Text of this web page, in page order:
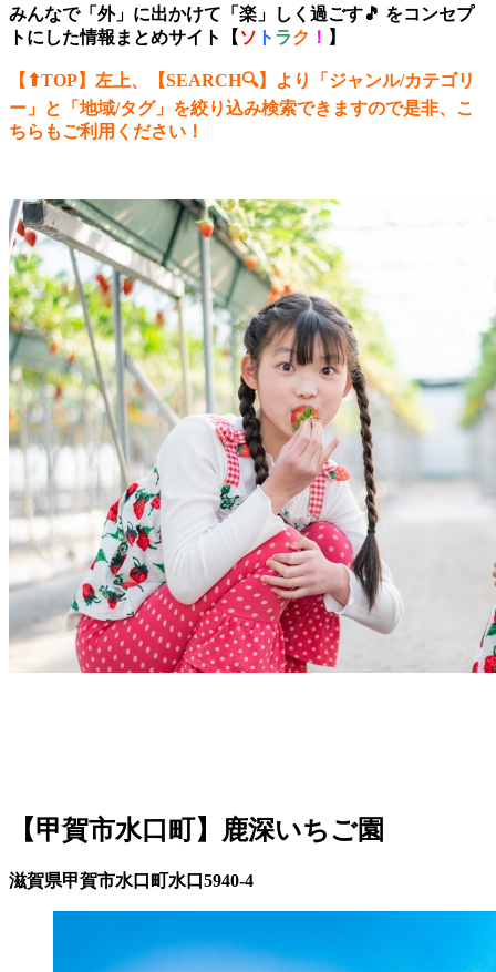
みんなで「外」に出かけて「楽」しく過ごす🎵 をコンセプ
トにした情報まとめサイト【 ソ ト ラク ！ 】
【⬆︎TOP】左上、【SEARCH🔍】より「ジャンル/カテゴリ
ー 」と「地域/タグ」を絞り込み検索できますので是非、こ
ちらもご利用ください！
【甲賀市水口町】鹿深いちご園
滋賀県甲賀市水口町水口5940-4